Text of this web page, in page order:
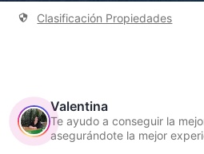
Clasificación Propiedades
Valentina
Te ayudo a conseguir la
asegurándote la mejor